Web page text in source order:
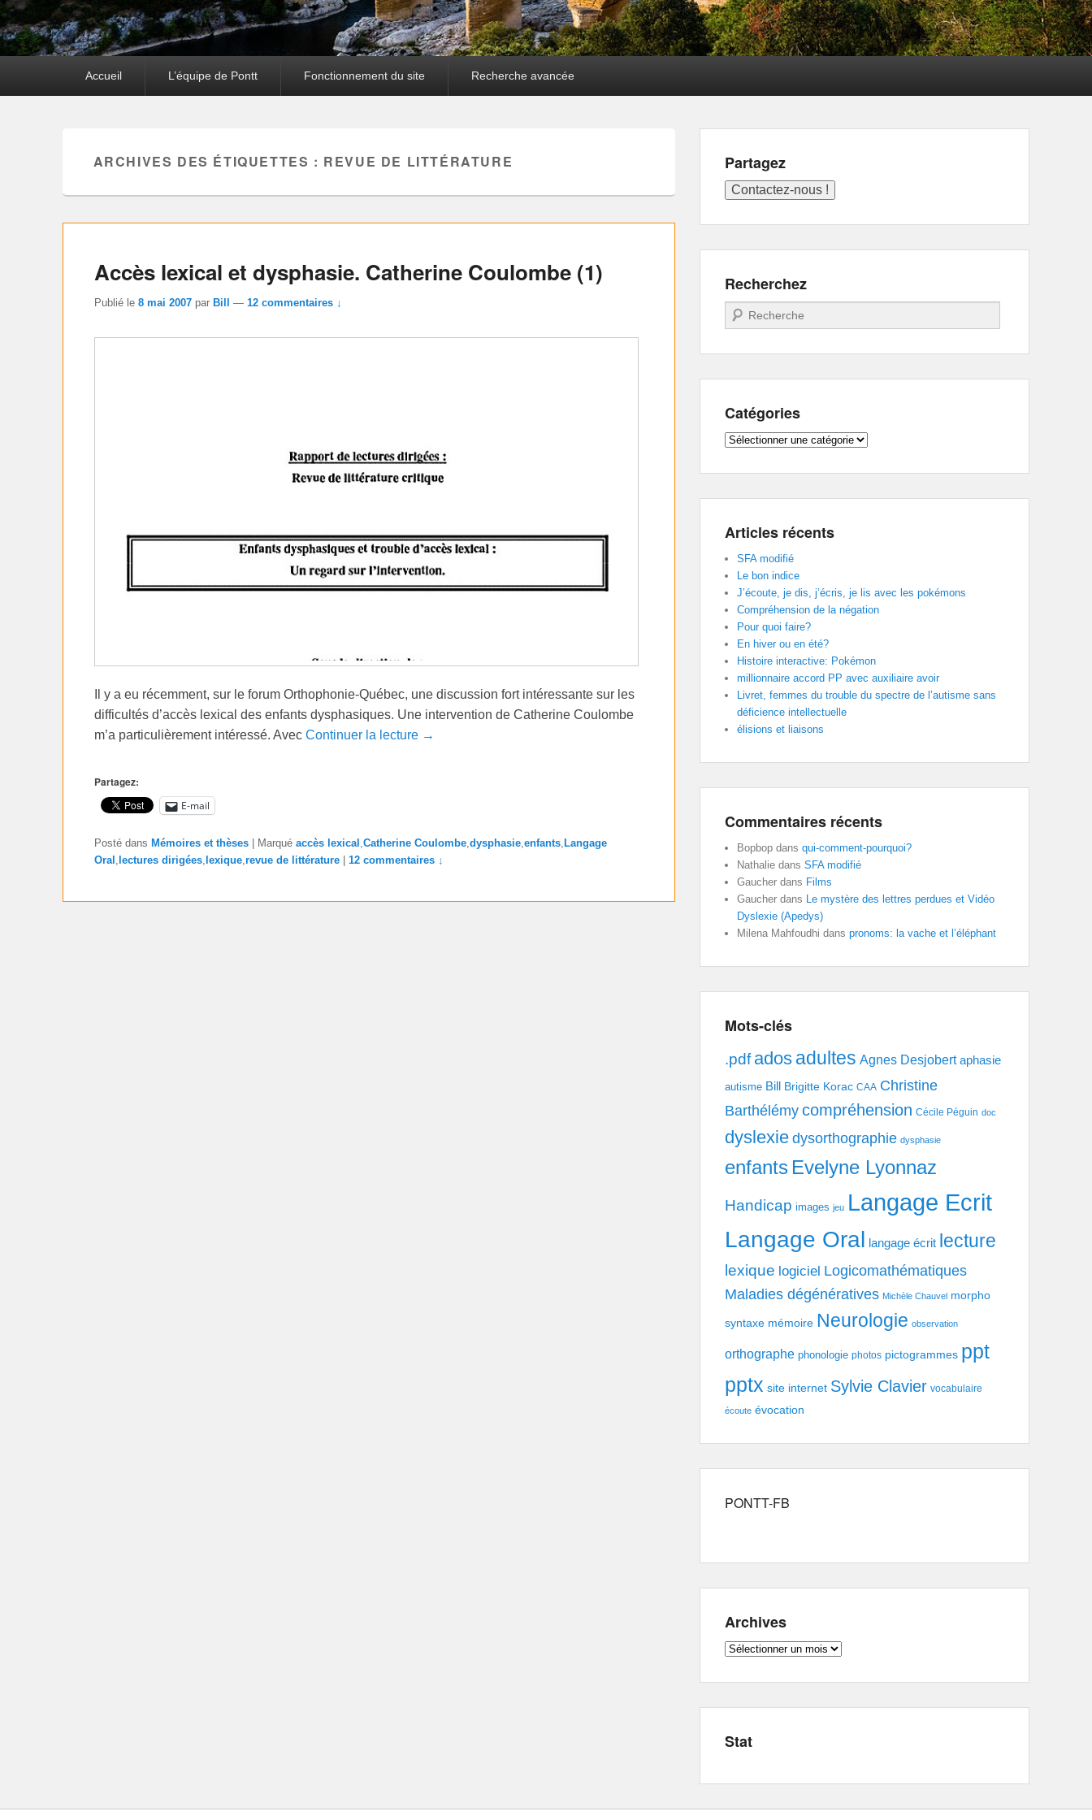
Accueil L’équipe de Pontt Fonctionnement du site Recherche avancée
ARCHIVES DES ÉTIQUETTES : REVUE DE LITTÉRATURE
Accès lexical et dysphasie. Catherine Coulombe (1)
Publié le 8 mai 2007 par Bill — 12 commentaires ↓
Il y a eu récemment, sur le forum Orthophonie-Québec, une discussion fort intéressante sur les
difficultés d’accès lexical des enfants dysphasiques. Une intervention de Catherine Coulombe
m’a particulièrement intéressé. Avec Continuer la lecture →
Partagez:
E-mail
Posté dans Mémoires et thèses Marqué accès lexical ,Catherine Coulombe,dysphasie,enfants, Langage
Oral , lectures dirigées, lexique,revue de littérature 12 commentaires ↓
Partagez
Recherchez
Recherche
Catégories
Catégories
Articles récents
SFA modifié
Le bon indice
J’écoute, je dis, j’écris, je lis avec les pokémons
Compréhension de la négation
Pour quoi faire?
En hiver ou en été?
Histoire interactive: Pokémon
millionnaire accord PP avec auxiliaire avoir
Livret, femmes du trouble du spectre de l’autisme sans
déficience intellectuelle
élisions et liaisons
Commentaires récents
Bopbop dans qui-comment-pourquoi?
Nathalie dans SFA modifié
Gaucher dans Films
Gaucher dans Le mystère des lettres perdues et Vidéo
Dyslexie (Apedys)
Milena Mahfoudhi dans pronoms: la vache et l’éléphant
Mots-clés
.pdf ados adultes Agnes Desjobert aphasie
autisme Bill Brigitte Korac CAA Christine
Barthélémycompréhension Cécile Péguin doc
dyslexie dysorthographie dysphasie
enfants Evelyne Lyonnaz
Handicap images jeu Langage Ecrit
Langage Oral langage écrit lecture
lexique logiciel Logicomathématiques
Maladies dégénératives Michèle Chauvel morpho
syntaxe mémoire Neurologie observation
orthographe phonologie photos pictogrammes ppt
pptx site internet Sylvie Clavier vocabulaire
écoute évocation
PONTT-FB
Archives
Archives
Stat